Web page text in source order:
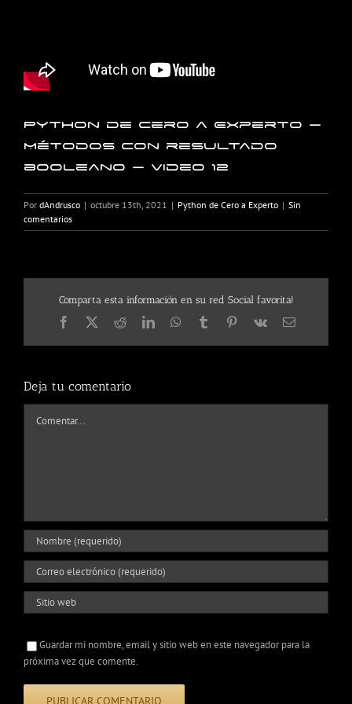
Python de Cero a Experto –
Métodos con resultado
booleano – Video 12
Por dAndrusco | octubre 13th, 2021 | Python de Cero a Experto | Sin
comentarios
Comparta esta información en su red Social favorita!
Facebook
X RedditLinkedInWhatsApp
TumblrPinterest
Vk
Correo
Deja tu comentario
Guardar mi nombre, email y sitio web en este navegador para la
próxima vez que comente.